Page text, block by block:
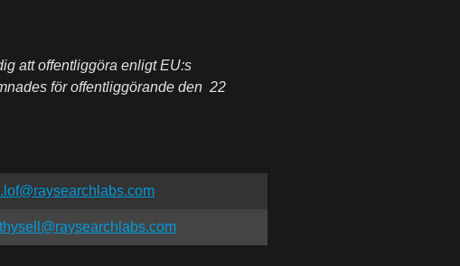
att offentliggöra enligt EU:s
för offentliggörande den 22